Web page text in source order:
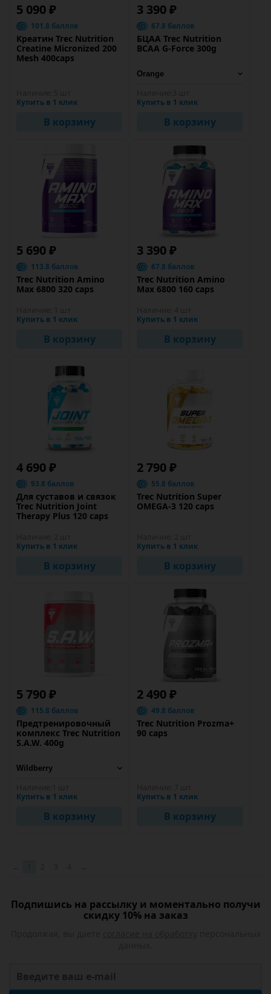
5 090 ₽
101.8 баллов
Креатин Trec Nutrition
Creatine Micronized 200
Mesh 400caps
Купить в 1 клик
В корзину
3 390 ₽
67.8 баллов
БЦАА Trec Nutrition
BCAA G-Force 300g
Купить в 1 клик
В корзину
5 690 ₽
113.8 баллов
Trec Nutrition Amino
Max 6800 320 caps
Купить в 1 клик
В корзину
3 390 ₽
67.8 баллов
Trec Nutrition Amino
Max 6800 160 caps
Купить в 1 клик
В корзину
4 690 ₽
93.8 баллов
Для суставов и связок
Trec Nutrition Joint
Therapy Plus 120 caps
Купить в 1 клик
В корзину
2 790 ₽
55.8 баллов
Trec Nutrition Super
OMEGA-3 120 caps
Купить в 1 клик
В корзину
5 790 ₽
115.8 баллов
Предтренировочный
комплекс Trec Nutrition
S.A.W. 400g
Купить в 1 клик
В корзину
2 490 ₽
49.8 баллов
Trec Nutrition Prozma+
90 caps
Купить в 1 клик
В корзину
Подпишись на рассылку и моментально получи
скидку 10% на заказ